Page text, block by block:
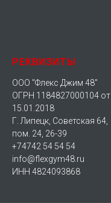
РЕКВИЗИТЫ
ООО "Флекс Джим 48"
ОГРН 1184827000104 от
15.01.2018
Г. Липецк, Советская 64,
пом. 24, 26-39
+74742 54 54 54
info@flexgym48.ru
ИНН 4824093868